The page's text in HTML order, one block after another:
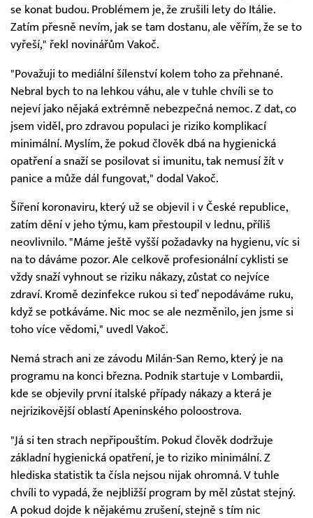
se konat budou. Problémem je, že zrušili lety do Itálie.
Zatím přesně nevím, jak se tam dostanu, ale věřím, že se to
vyřeší," řekl novinářům Vakoč.
"Považuji to mediální šílenství kolem toho za přehnané.
Nebral bych to na lehkou váhu, ale v tuhle chvíli se to
nejeví jako nějaká extrémně nebezpečná nemoc. Z dat, co
jsem viděl, pro zdravou populaci je riziko komplikací
minimální. Myslím, že pokud člověk dbá na hygienická
opatření a snaží se posilovat si imunitu, tak nemusí žít v
panice a může dál fungovat," dodal Vakoč.
Šíření koronaviru, který už se objevil i v České republice,
zatím dění v jeho týmu, kam přestoupil v lednu, příliš
neovlivnilo. "Máme ještě vyšší požadavky na hygienu, víc si
na to dáváme pozor. Ale celkově profesionální cyklisti se
vždy snaží vyhnout se riziku nákazy, zůstat co nejvíce
zdraví. Kromě dezinfekce rukou si teď nepodáváme ruku,
když se potkáváme. Nic moc se ale nezměnilo, jen jsme si
toho více vědomi," uvedl Vakoč.
Nemá strach ani ze závodu Milán-San Remo, který je na
programu na konci března. Podnik startuje v Lombardii,
kde se objevily první italské případy nákazy a která je
nejrizikovější oblastí Apeninského poloostrova.
"Já si ten strach nepřipouštím. Pokud člověk dodržuje
základní hygienická opatření, je to riziko minimální. Z
hlediska statistik ta čísla nejsou nijak ohromná. V tuhle
chvíli to vypadá, že nejbližší program by měl zůstat stejný.
A pokud dojde k nějakému zrušení, stejně s tím nic